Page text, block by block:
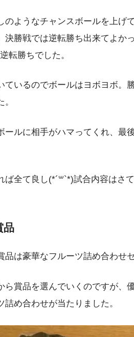
のようなチャンスボールを上げ
決勝戦では逆転勝ち出来てよか
転勝ちでした。
ているのでボールはヨボヨボ。
ールに相手がハマってくれ、最
ば全て良し(*´꒳`*)試合内容はさ
品
品は豪華なフルーツ詰め合わせ
ら賞品を選んでいくのですが、
詰め合わせが当たりました。